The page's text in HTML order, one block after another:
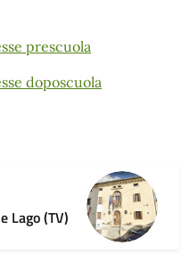
prescuola
doposcuola
Lago (TV)